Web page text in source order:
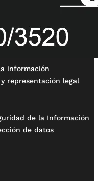
información
representación legal
de la Información
de datos